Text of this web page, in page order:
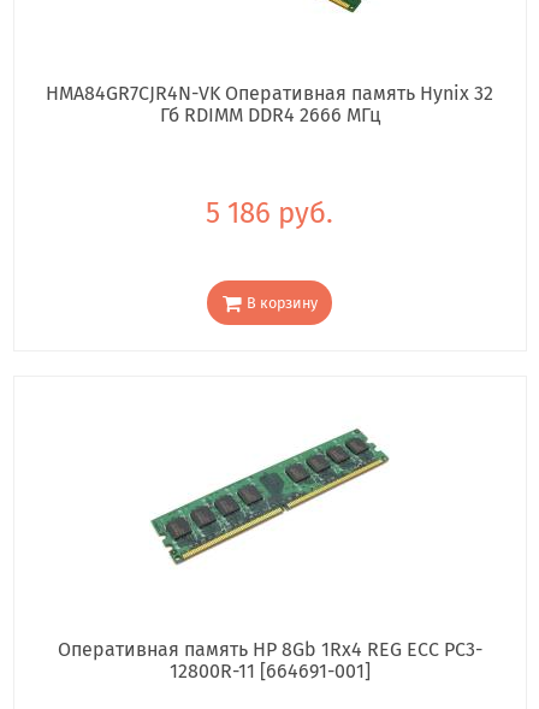
HMA84GR7CJR4N-VK Оперативная память Hynix 32
Гб RDIMM DDR4 2666 МГц
5 186 руб.
В корзину
Оперативная память HP 8Gb 1Rx4 REG ECC PC3-
12800R-11 [664691-001]